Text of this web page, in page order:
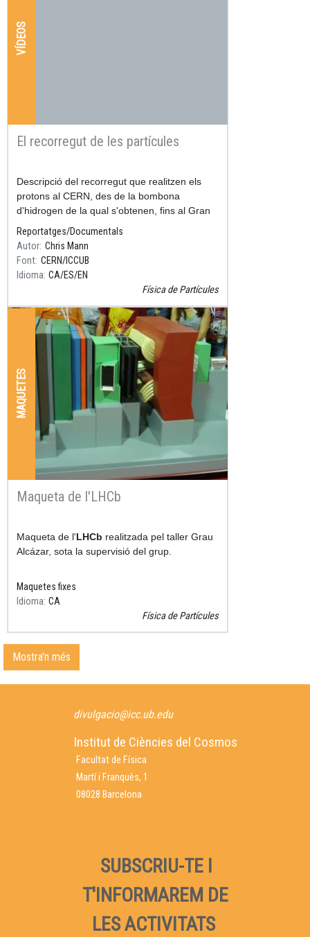
VÍDEOS
El recorregut de les partícules
Resum
Descripció del recorregut que realitzen els
protons al CERN, des de la bombona
d'hidrogen de la qual s'obtenen, fins al Gran
Accelerador d'Hadrons (LHC), passant per
diversos acceleradors intermitj
Reportatges/Documentals
Autor Chris Mann
Font CERN/ICCUB
Idioma CA ES EN
Física de Partícules
MAQUETES
Maqueta de l'LHCb
Resum
Maqueta de l'LHCb realitzada pel taller Grau
Alcázar, sota la supervisió del grup.
Maquetes fixes
Idioma CA
Física de Partícules
Mostra'n més
divulgacio@icc.ub.edu
Institut de Ciències del Cosmos
Facultat de Física
Martí i Franquès, 1
08028 Barcelona
SUBSCRIU-TE I
T'INFORMAREM DE
LES ACTIVITATS